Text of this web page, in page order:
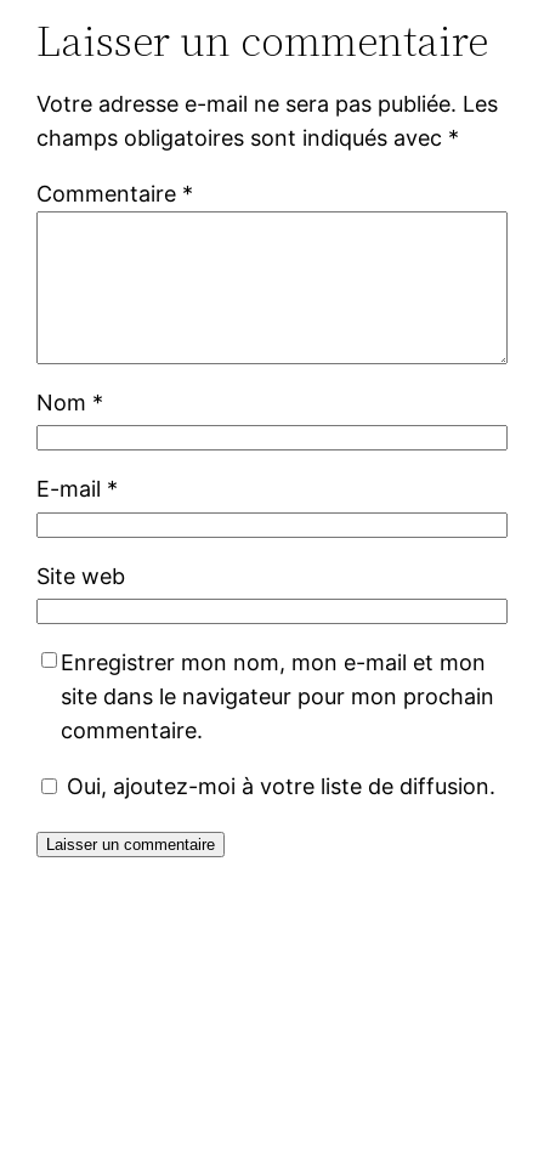
Laisser un commentaire
Votre adresse e-mail ne sera pas publiée. Les
champs obligatoires sont indiqués avec *
Commentaire *
Nom *
E-mail *
Site web
Enregistrer mon nom, mon e-mail et mon
site dans le navigateur pour mon prochain
commentaire.
Oui, ajoutez-moi à votre liste de diffusion.